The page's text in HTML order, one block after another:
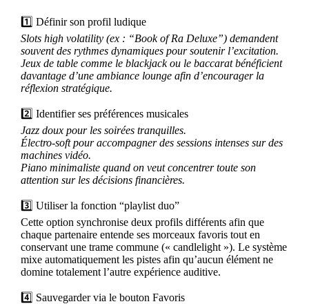
1️⃣ Définir son profil ludique
Slots high volatility (ex : “Book of Ra Deluxe”) demandent
souvent des rythmes dynamiques pour soutenir l’excitation.
Jeux de table comme le blackjack ou le baccarat bénéficient
davantage d’une ambiance lounge afin d’encourager la
réflexion stratégique.
2️⃣ Identifier ses préférences musicales
Jazz doux pour les soirées tranquilles.
Électro‑soft pour accompagner des sessions intenses sur des
machines vidéo.
Piano minimaliste quand on veut concentrer toute son
attention sur les décisions financières.
3️⃣ Utiliser la fonction “playlist duo”
Cette option synchronise deux profils différents afin que
chaque partenaire entende ses morceaux favoris tout en
conservant une trame commune (« candlelight »). Le système
mixe automatiquement les pistes afin qu’aucun élément ne
domine totalement l’autre expérience auditive.
4️⃣ Sauvegarder via le bouton Favoris